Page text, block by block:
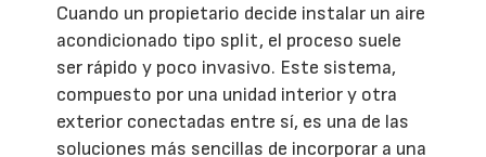
Cuando un propietario decide instalar un aire
acondicionado tipo split, el proceso suele
ser rápido y poco invasivo. Este sistema,
compuesto por una unidad interior y otra
exterior conectadas entre sí, es una de las
soluciones más sencillas de incorporar a una